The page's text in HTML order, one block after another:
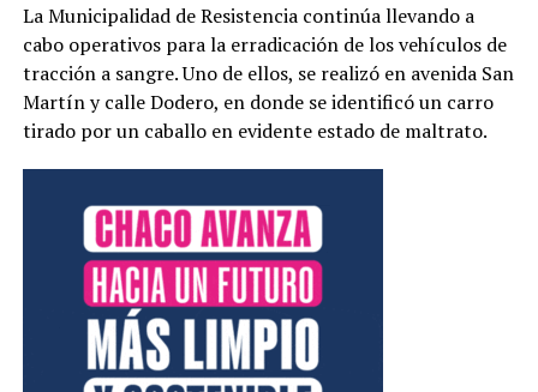
La Municipalidad de Resistencia continúa llevando a
cabo operativos para la erradicación de los vehículos de
tracción a sangre. Uno de ellos, se realizó en avenida San
Martín y calle Dodero, en donde se identificó un carro
tirado por un caballo en evidente estado de maltrato.